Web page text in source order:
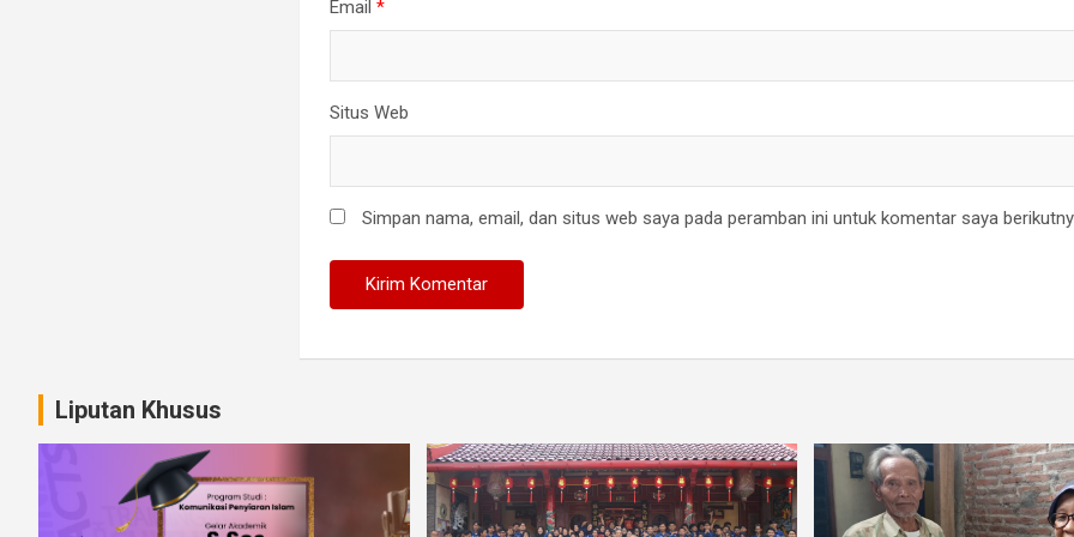
Email*
Situs Web
Simpan nama, email, dan situs web saya pada peramban ini untuk komentar saya
Liputan Khusus